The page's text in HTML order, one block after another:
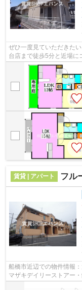
ぜひ一度見ていただきた
台店まで徒歩5分と近場に
距離を少なくしたい方に
賃貸 | アパート フル
船橋市近辺での物件情報
マザキデイリーストアー